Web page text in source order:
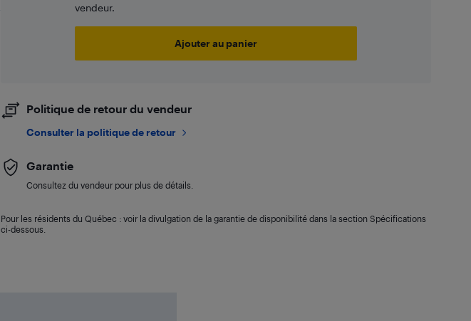
vendeur.
Ajouter au panier
Politique de retour du vendeur
Consulter la politique de retour
Garantie
Consultez du vendeur pour plus de détails.
Pour les résidents du Québec : voir la divulgation de la garantie de disponibilité dans la section Spécifications
ci-dessous.